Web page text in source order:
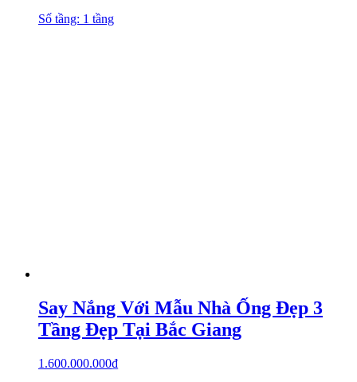
Số tầng: 1 tầng
Say Nắng Với Mẫu Nhà Ống Đẹp 3
Tầng Đẹp Tại Bắc Giang
1.600.000.000₫